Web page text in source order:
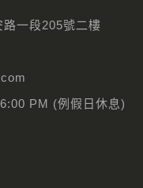
一段205號二樓
PM (例假日休息)